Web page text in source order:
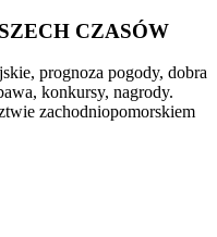
CZASÓW
prognoza pogody, dobra
konkursy, nagrody.
zachodniopomorskiem